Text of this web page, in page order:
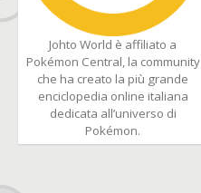
Johto World è affiliato a
Pokémon Central, la community
che ha creato la più grande
enciclopedia online italiana
dedicata all’universo di
Pokémon.